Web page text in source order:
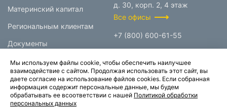
Материнский капитал
Региональным клиентам
Документы
д. 30, корп. 2, 4 этаж
Все офисы
+7 (800) 600-61-55
© 1995-2026.
Группа компаний «Прок»
Мы используем файлы cookie, чтобы обеспечить наилучшее
взаимодействие с сайтом. Продолжая использовать этот сайт, вы
даете согласие на использование файлов cookies. Если собранная
информация содержит персональные данные, мы будем
обрабатывать ее всоответствии с нашей Политикой обработки
персональных данных